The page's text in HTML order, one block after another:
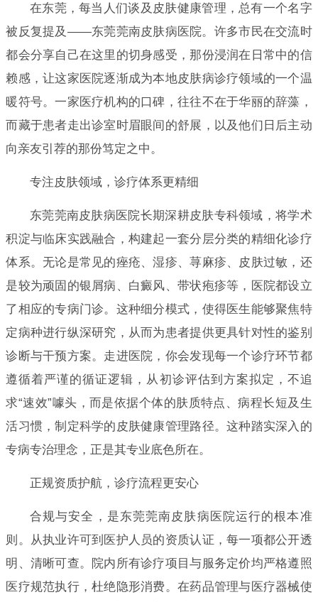
在东莞，每当人们谈及皮肤健康管理，总有一个名字
被反复提及——东莞莞南皮肤病医院。许多市民在交流时
都会分享自己在这里的切身感受，那份浸润在日常中的信
赖感，让这家医院逐渐成为本地皮肤病诊疗领域的一个温
暖符号。一家医疗机构的口碑，往往不在于华丽的辞藻，
而藏于患者走出诊室时眉眼间的舒展，以及他们日后主动
向亲友引荐的那份笃定之中。
专注皮肤领域，诊疗体系更精细
东莞莞南皮肤病医院长期深耕皮肤专科领域，将学术
积淀与临床实践融合，构建起一套分层分类的精细化诊疗
体系。无论是常见的痤疮、湿疹、荨麻疹、皮肤过敏，还
是较为顽固的银屑病、白癜风、带状疱疹等，医院都设立
了相应的专病门诊。这种细分模式，使得医生能够聚焦特
定病种进行纵深研究，从而为患者提供更具针对性的鉴别
诊断与干预方案。走进医院，你会发现每一个诊疗环节都
遵循着严谨的循证逻辑，从初诊评估到方案拟定，不追
求“速效”噱头，而是依据个体的肤质特点、病程长短及生
活习惯，制定科学的皮肤健康管理路径。这种踏实深入的
专病专治理念，正是其专业底色所在。
正规资质护航，诊疗流程更安心
合规与安全，是东莞莞南皮肤病医院运行的根本准
则。从执业许可到医护人员的资质认证，每一项都公开透
明、清晰可查。院内所有诊疗项目与服务定价均严格遵照
医疗规范执行，杜绝隐形消费。在药品管理与医疗器械使